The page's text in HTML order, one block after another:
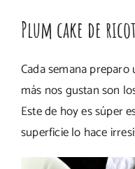
Plum cake de
Cada semana preparo
más nos gustan son
Este de hoy es súper
superficie lo hace